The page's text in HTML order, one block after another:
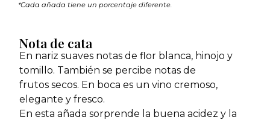
*Cada añada tiene un porcentaje diferente.
Nota de cata
En nariz suaves notas de flor blanca, hinojo y
tomillo. También se percibe notas de
frutos secos. En boca es un vino cremoso,
elegante y fresco.
En esta añada sorprende la buena acidez y la